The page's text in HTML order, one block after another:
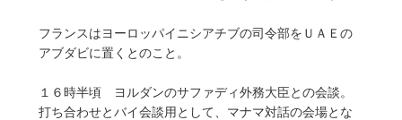
フランスはヨーロッパイニシアチブの司令部をＵＡＥの
アブダビに置くとのこと。
１６時半頃 ヨルダンのサファディ外務大臣との会談。
打ち合わせとバイ会談用として、マナマ対話の会場とな